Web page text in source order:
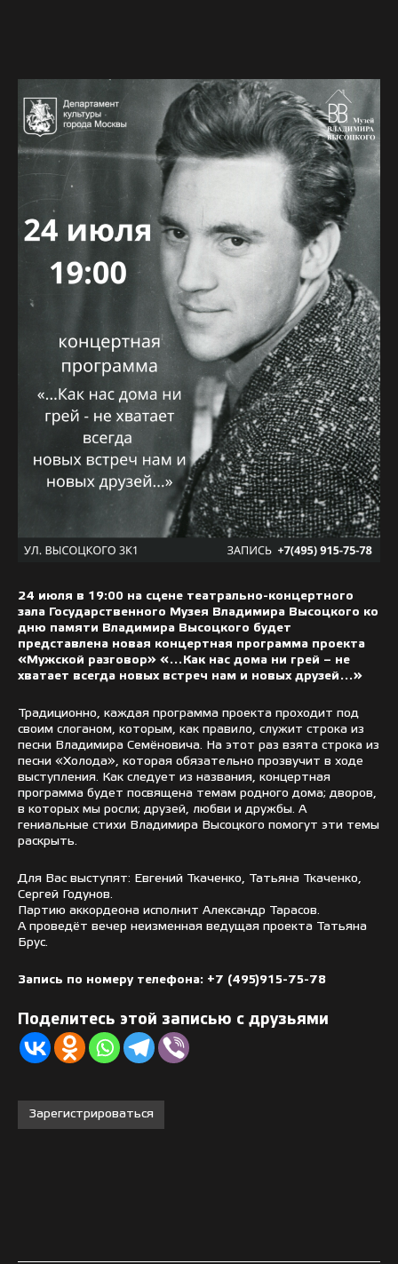
24 июля в 19:00 на сцене театрально-концертного
зала Государственного Музея Владимира Высоцкого ко
дню памяти Владимира Высоцкого будет
представлена новая концертная программа проекта
«Мужской разговор» «…Как нас дома ни грей – не
хватает всегда новых встреч нам и новых друзей…»
Традиционно, каждая программа проекта проходит под
своим слоганом, которым, как правило, служит строка из
песни Владимира Семёновича. На этот раз взята строка из
песни «Холода», которая обязательно прозвучит в ходе
выступления. Как следует из названия, концертная
программа будет посвящена темам родного дома; дворов,
в которых мы росли; друзей, любви и дружбы. А
гениальные стихи Владимира Высоцкого помогут эти темы
раскрыть.
Для Вас выступят: Евгений Ткаченко, Татьяна Ткаченко,
Сергей Годунов.
Партию аккордеона исполнит Александр Тарасов.
А проведёт вечер неизменная ведущая проекта Татьяна
Брус.
Запись по номеру телефона: +7 (495)915-75-78
Поделитесь этой записью с друзьями
Зарегистрироваться